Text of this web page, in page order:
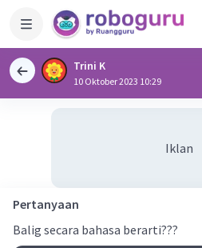
Trini K
10 Oktober 2023 10:29
Iklan
Pertanyaan
Balig secara bahasa berarti???